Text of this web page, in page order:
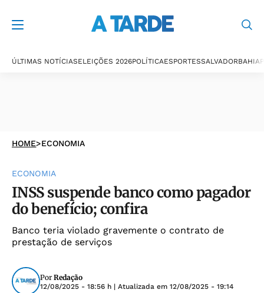
ÚLTIMAS NOTÍCIASELEIÇÕES 2026POLÍTICAESPORTESSALVADORBAHIA
HOME>ECONOMIA
ECONOMIA
INSS suspende banco como pagador
do benefício; confira
Banco teria violado gravemente o contrato de
prestação de serviços
Por Redação
12/08/2025 - 18:56 h | Atualizada em 12/08/2025 - 19:14